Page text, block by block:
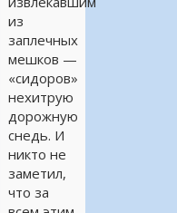
из
заплечных
мешков —
«сидоров»
нехитрую
дорожную
снедь. И
никто не
заметил,
что за